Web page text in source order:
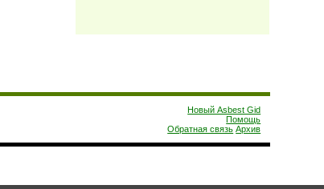
Новый Asbest Gid
Помощь
Обратная связь Архив